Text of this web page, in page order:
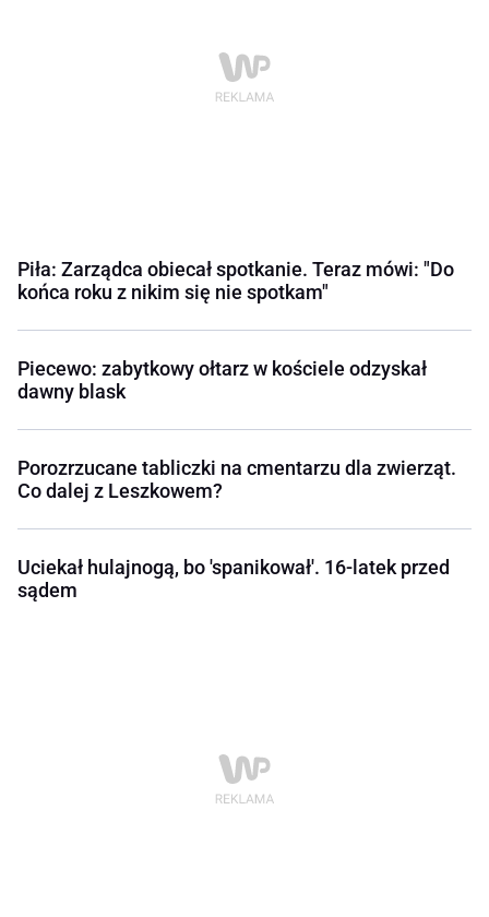
Piła: Zarządca obiecał spotkanie. Teraz mówi: "Do
końca roku z nikim się nie spotkam"
Piecewo: zabytkowy ołtarz w kościele odzyskał
dawny blask
Porozrzucane tabliczki na cmentarzu dla zwierząt.
Co dalej z Leszkowem?
Uciekał hulajnogą, bo 'spanikował'. 16-latek przed
sądem